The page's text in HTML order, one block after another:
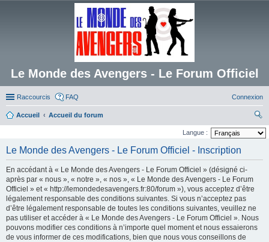
Le Monde des Avengers - Le Forum Officiel
Raccourcis FAQ Connexion
Accueil
Accueil du forum
ec
ch
Langue :
Le Monde des Avengers - Le Forum Officiel - Inscription
En accédant à « Le Monde des Avengers - Le Forum Officiel » (désigné ci-
après par « nous », « notre », « nos », « Le Monde des Avengers - Le Forum
Officiel » et « http://lemondedesavengers.fr:80/forum »), vous acceptez d’être
légalement responsable des conditions suivantes. Si vous n’acceptez pas
d’être légalement responsable de toutes les conditions suivantes, veuillez ne
pas utiliser et accéder à « Le Monde des Avengers - Le Forum Officiel ». Nous
pouvons modifier ces conditions à n’importe quel moment et nous essaierons
de vous informer de ces modifications, bien que nous vous conseillons de